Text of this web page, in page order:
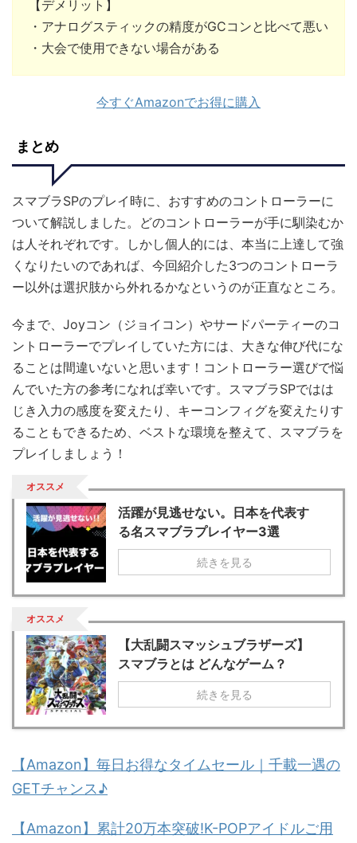
【デメリット】
・アナログスティックの精度がGCコンと比べて悪い
・大会で使用できない場合がある
今すぐAmazonでお得に購入
まとめ
スマブラSPのプレイ時に、おすすめのコントローラーに
ついて解説しました。どのコントローラーが手に馴染むか
は人それぞれです。しかし個人的には、本当に上達して強
くなりたいのであれば、今回紹介した3つのコントローラ
ー以外は選択肢から外れるかなというのが正直なところ。
今まで、Joyコン（ジョイコン）やサードパーティーのコ
ントローラーでプレイしていた方には、大きな伸び代にな
ることは間違いないと思います！コントローラー選びで悩
んでいた方の参考になれば幸いです。スマブラSPではは
じき入力の感度を変えたり、キーコンフィグを変えたりす
ることもできるため、ベストな環境を整えて、スマブラを
プレイしましょう！
オススメ
活躍が見逃せない。日本を代表す
る名スマブラプレイヤー3選
続きを見る
オススメ
【大乱闘スマッシュブラザーズ】
スマブラとは どんなゲーム？
続きを見る
【Amazon】毎日お得なタイムセール｜千載一遇の
GETチャンス♪
【Amazon】累計20万本突破!K-POPアイドルご用